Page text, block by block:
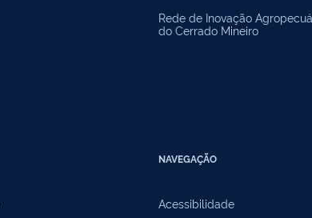
Rede de Inovação
do Cerrado Mineiro
NAVEGAÇÃO
Acessibilidade